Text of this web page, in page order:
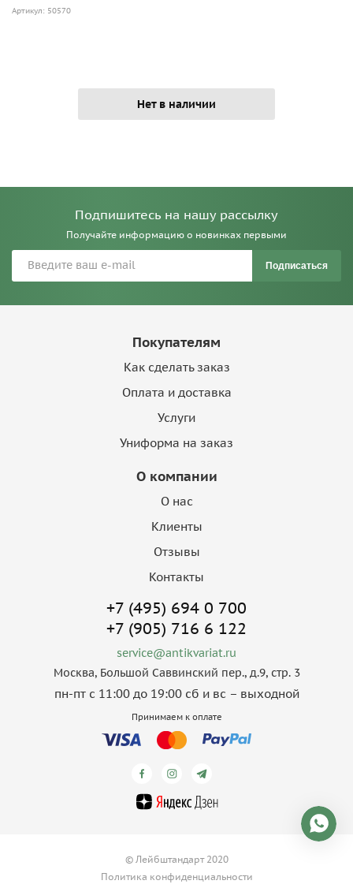
Артикул: 50570
Нет в наличии
Подпишитесь на нашу рассылку
Получайте информацию о новинках первыми
Подписаться
Покупателям
Как сделать заказ
Оплата и доставка
Услуги
Униформа на заказ
О компании
О нас
Клиенты
Отзывы
Контакты
+7 (495) 694 0 700
+7 (905) 716 6 122
service@antikvariat.ru
Москва, Большой Саввинский пер., д.9, стр. 3
пн-пт с 11:00 до 19:00 сб и вс – выходной
Принимаем к оплате
© Лейбштандарт 2020
Политика конфиденциальности